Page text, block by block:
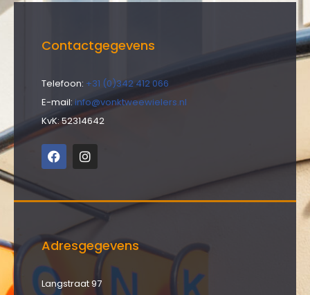
Contactgegevens
Telefoon: +31 (0)342 412 066
E-mail: info@vonktweewielers.nl
KvK: 52314642
Adresgegevens
Langstraat 97